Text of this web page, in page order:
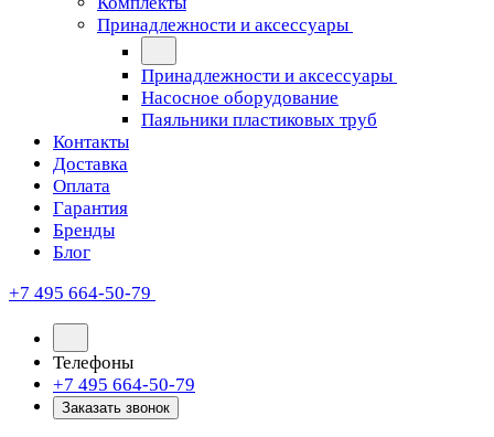
Принадлежности и аксессуары
Принадлежности и аксессуары
Насосное оборудование
Паяльники пластиковых труб
Контакты
Доставка
Оплата
Гарантия
Бренды
Блог
+7 495 664-50-79
Телефоны
+7 495 664-50-79
Заказать звонок